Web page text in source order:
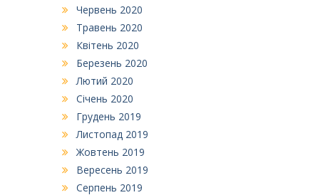
Червень 2020
Травень 2020
Квітень 2020
Березень 2020
Лютий 2020
Січень 2020
Грудень 2019
Листопад 2019
Жовтень 2019
Вересень 2019
Серпень 2019